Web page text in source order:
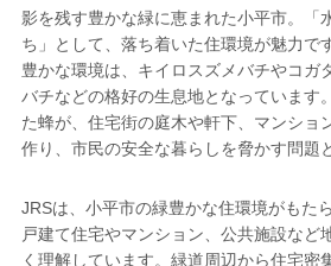
影を残す豊かな緑に恵まれた小平市。「
ち」として、落ち着いた住環境が魅力で
豊かな環境は、キイロスズメバチやコガ
バチなどの格好の生息地となっています
た蜂が、住宅街の庭木や軒下、マンショ
作り、市民の安全な暮らしを脅かす問題
JRSは、小平市の緑豊かな住環境がもた
戸建て住宅やマンション、公共施設など
く理解しています。緑道周辺から住宅密